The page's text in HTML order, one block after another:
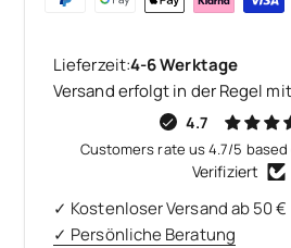
Lieferzeit:4-6 Werktage
Versand erfolgt in der Regel mit
4.7
Customers rate us 4.7/5
Verifiziert
✓ Kostenloser Versand ab 50 €
✓ Persönliche Beratung